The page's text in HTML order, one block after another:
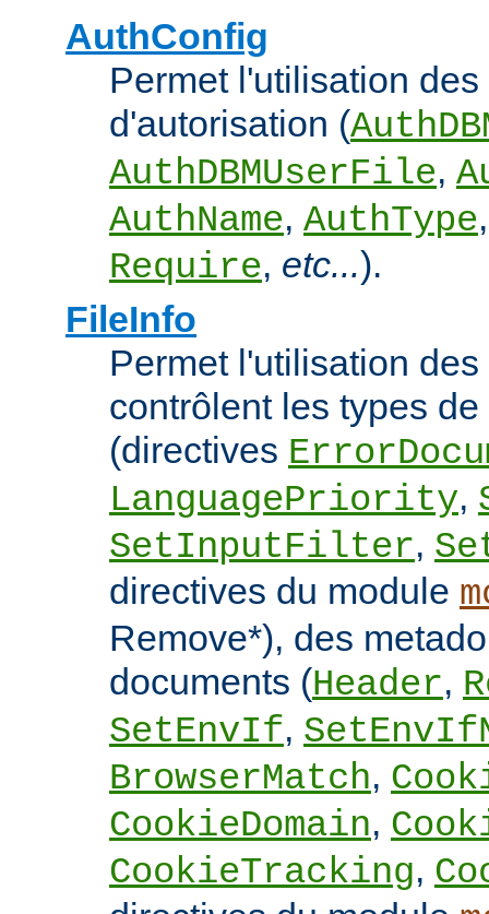
AuthConfig
Permet l'utilisation
d'autorisation (
AuthDBMUserFile,
AuthName, AuthType
Require, etc...).
FileInfo
Permet l'utilisation
contrôlent les types
(directives
LanguagePriority,
SetInputFilter,
directives du module
Remove*), des
documents (Header,
SetEnvIf,
BrowserMatch,
CookieDomain,
CookieTracking,